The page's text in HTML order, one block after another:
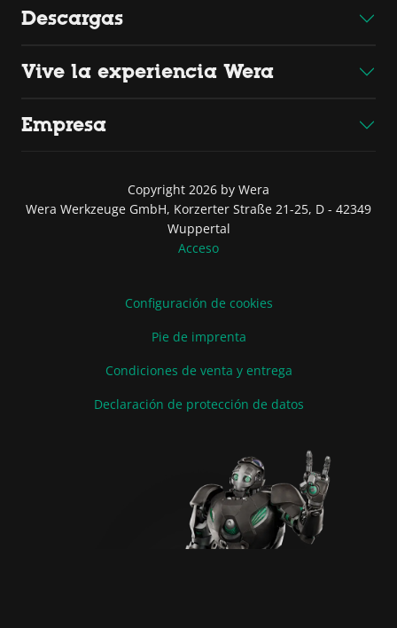
Descargas
Vive la experiencia Wera
Empresa
Copyright 2026 by Wera
Wera Werkzeuge GmbH, Korzerter Straße 21-25, D - 42349
Wuppertal
Acceso
Configuración de cookies
Pie de imprenta
Condiciones de venta y entrega
Declaración de protección de datos